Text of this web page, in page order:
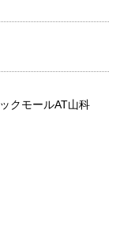
クモールAT山科